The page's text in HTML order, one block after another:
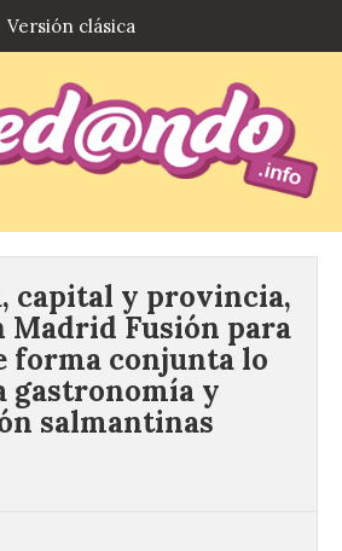
Versión clásica
capital y provincia,
Madrid Fusión para
forma conjunta lo
gastronomía y
salmantinas